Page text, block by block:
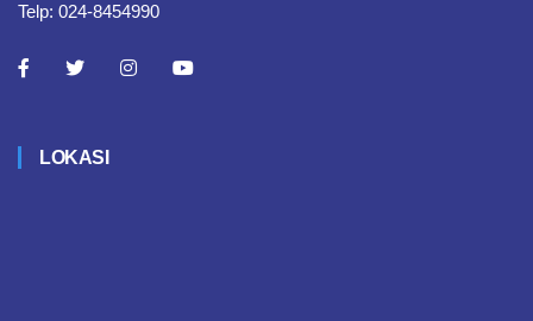
Telp: 024-8454990
LOKASI